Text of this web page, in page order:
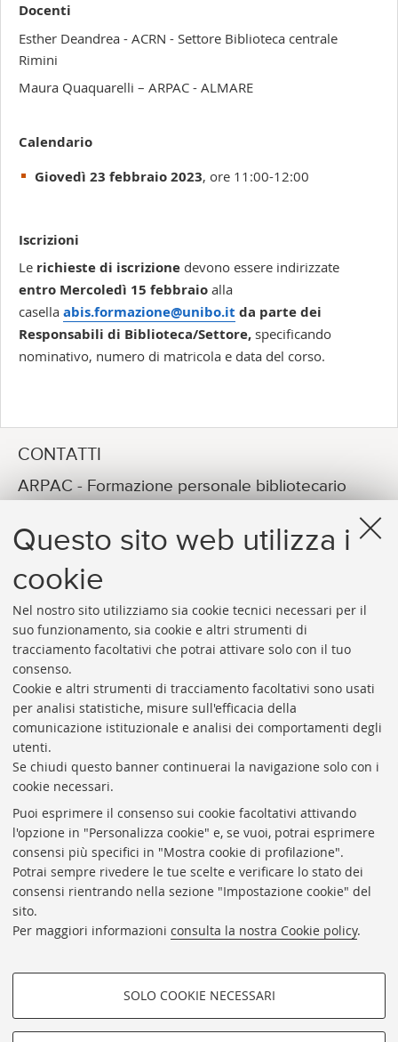
Questo sito web utilizza i
cookie
Nel nostro sito utilizziamo sia cookie tecnici necessari per il
suo funzionamento, sia cookie e altri strumenti di
tracciamento facoltativi che potrai attivare solo con il tuo
consenso.
Cookie e altri strumenti di tracciamento facoltativi sono usati
per analisi statistiche, misure sull'efficacia della
comunicazione istituzionale e analisi dei comportamenti degli
utenti.
Se chiudi questo banner continuerai la navigazione solo con i
cookie necessari.
Puoi esprimere il consenso sui cookie facoltativi attivando
l'opzione in "Personalizza cookie" e, se vuoi, potrai esprimere
consensi più specifici in "Mostra cookie di profilazione".
Potrai sempre rivedere le tue scelte e verificare lo stato dei
consensi rientrando nella sezione "Impostazione cookie" del
sito.
Per maggiori informazioni consulta la nostra Cookie policy.
COOKIE DI PROFILAZIONE -
SOLO COOKIE NECESSARI
Docenti
Esther Deandrea - ACRN - Settore Biblioteca centrale
Rimini
Maura Quaquarelli – ARPAC - ALMARE
Calendario
Giovedì 23 febbraio 2023, ore 11:00-12:00
Iscrizioni
Le richieste di iscrizionedevono essere indirizzate
entro Mercoledì 15 febbraioalla
casella abis.formazione@unibo.it da parte dei
Responsabili di Biblioteca/Settore,specificando
nominativo, numero di matricola e data del corso.
CONTATTI
ARPAC - Formazione personale bibliotecario
E-MAIL
arpac.formazione@unibo.it
Rubrica di Ateneo
Rss
Statistiche
Biblioteche di Ateneo
Sale studio
Carta dei servizi
Proxy
Help Desk
Informazioni sul sito e accessibilità
Impostazioni Cookie